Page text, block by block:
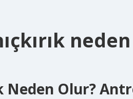
Neden Olur?